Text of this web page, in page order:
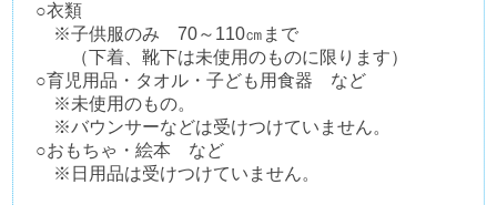
○衣類
※子供服のみ 70～110㎝まで
（下着、靴下は未使用のものに限ります）
○育児用品・タオル・子ども用食器 など
※未使用のもの。
※バウンサーなどは受けつけていません。
○おもちゃ・絵本 など
※日用品は受けつけていません。